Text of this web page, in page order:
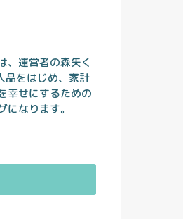
、運営者の森矢く
をはじめ、家計
幸せにするための
なります。